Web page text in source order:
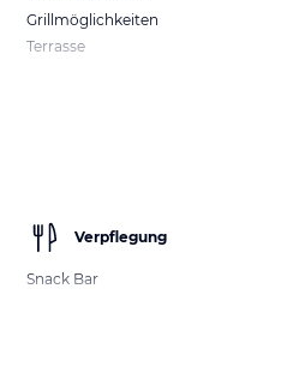
Grillmöglichkeiten
Terrasse
Verpflegung
Snack Bar